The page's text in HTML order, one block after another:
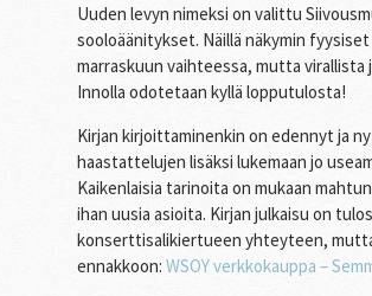
Uuden levyn nimeksi on valittu
sooloäänitykset. Näillä näkymin
marraskuun vaihteessa, mutta virallista
Innolla odotetaan kyllä lopputulosta!
Kirjan kirjoittaminenkin on edennyt ja
haastattelujen lisäksi lukemaan jo
Kaikenlaisia tarinoita on mukaan
ihan uusia asioita. Kirjan julkaisu on
konserttisalikiertueen yhteyteen,
ennakkoon: WSOY verkkokauppa –